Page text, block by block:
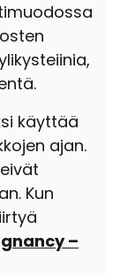
käyttää
ajan.
Kun
–